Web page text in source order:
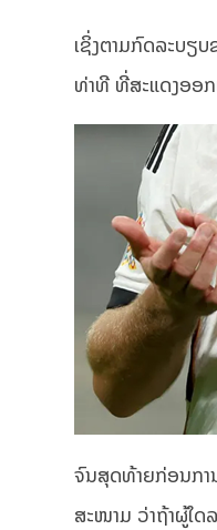
ເຊິ່ງຕາມກົດລະບຽ
ທ່າທີ ທີ່ສະແດງອອກ
ຈົນສຸດທ້າຍກ່ອນກາ
ສະໜາມ ວ່າຖ້າຜູ້ໃດ